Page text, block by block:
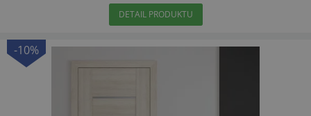
DETAIL PRODUKTU
-10%